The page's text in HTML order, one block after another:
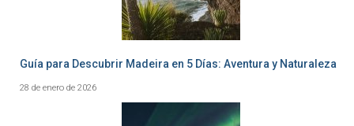
Guía para Descubrir Madeira en 5 Días: Aventura y Naturaleza
28 de enero de 2026